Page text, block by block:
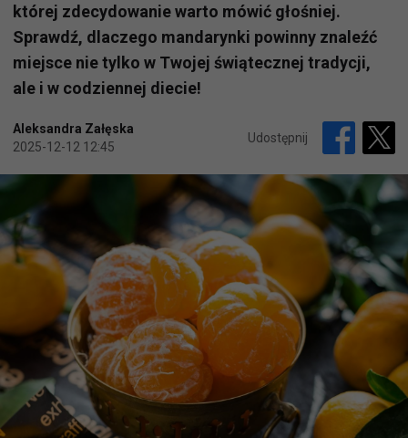
której zdecydowanie warto mówić głośniej.
Sprawdź, dlaczego mandarynki powinny znaleźć
miejsce nie tylko w Twojej świątecznej tradycji,
ale i w codziennej diecie!
Aleksandra Załęska
2025-12-12 12:45
Udostępnij